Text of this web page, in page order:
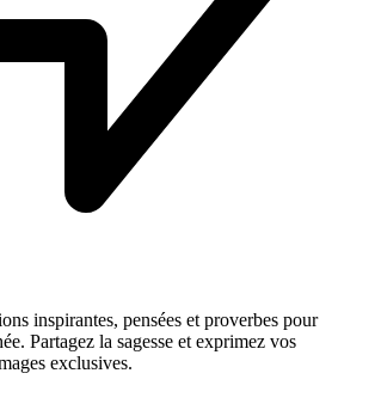
inspirantes, pensées et proverbes pour
Partagez la sagesse et exprimez vos
exclusives.